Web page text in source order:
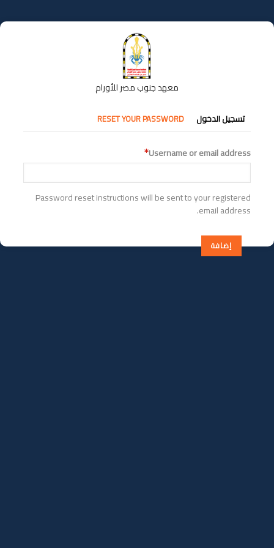
إلى
المحتوى
معهد جنوب مصر للأورام
التبويبات
الأساسية
تسجيل الدخول RESET YOUR PASSWORD
Username or email address
Password reset instructions will be sent to your registered
email address.